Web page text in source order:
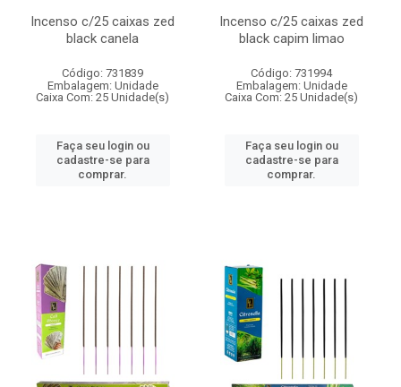
Incenso c/25 caixas zed
black canela
Código: 731839
Embalagem: Unidade
Caixa Com: 25 Unidade(s)
Faça seu login ou
cadastre-se para
comprar.
Incenso c/25 caixas zed
black capim limao
Código: 731994
Embalagem: Unidade
Caixa Com: 25 Unidade(s)
Faça seu login ou
cadastre-se para
comprar.